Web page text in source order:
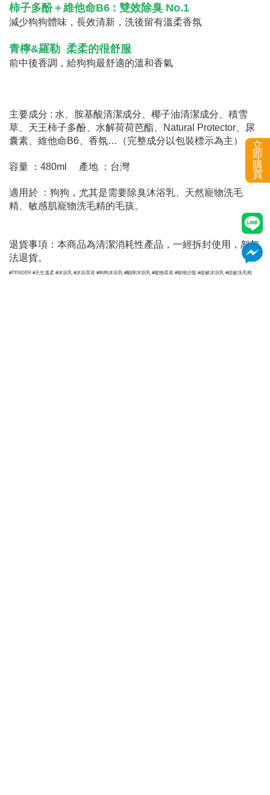
立
即
購
買
柿子多酚＋維他命B6 : 雙效除臭 No.1
減少狗狗體味，長效清新，洗後留有溫柔香氛
青檸&羅勒 柔柔的很舒服
前中後香調，給狗狗最舒適的溫和香氣
主要成分 : 水、胺基酸清潔成分、椰子油清潔成分、積雪
草、天王柿子多酚、水解荷荷芭酯、Natural Protector、尿
囊素、維他命B6、香氛…（完整成分以包裝標示為主）
容量 ：480ml 產地 ：台灣
適用於 ：狗狗，尤其是需要除臭沐浴乳、天然寵物洗毛
精、敏感肌寵物洗毛精的毛孩。
退貨事項：本商品為清潔消耗性產品，一經拆封使用，恕無
法退貨。
#TENDER #天生溫柔 #沐浴乳 #沐浴美容 #狗狗沐浴乳 #貓咪沐浴乳 #寵物美容 #寵物沙龍 #低敏沐浴乳 #低敏洗毛精